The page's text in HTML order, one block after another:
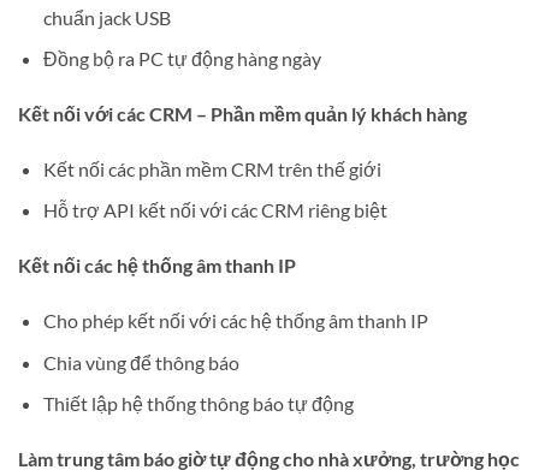
chuẩn jack USB
Đồng bộ ra PC tự động hàng ngày
Kết nối với các CRM – Phần mềm quản lý khách hàng
Kết nối các phần mềm CRM trên thế giới
Hỗ trợ API kết nối với các CRM riêng biệt
Kết nối các hệ thống âm thanh IP
Cho phép kết nối với các hệ thống âm thanh IP
Chia vùng để thông báo
Thiết lập hệ thống thông báo tự động
Làm trung tâm báo giờ tự động cho nhà xưởng, trường học